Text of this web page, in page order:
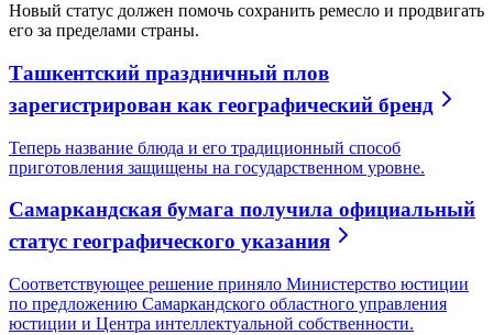
Новый статус должен помочь сохранить ремесло и продвигать
его за пределами страны.
Ташкентский праздничный плов
зарегистрирован как географический бренд
Теперь название блюда и его традиционный способ
приготовления защищены на государственном уровне.
Самаркандская бумага получила официальный
статус географического указания
Соответствующее решение приняло Министерство юстиции
по предложению Самаркандского областного управления
юстиции и Центра интеллектуальной собственности.